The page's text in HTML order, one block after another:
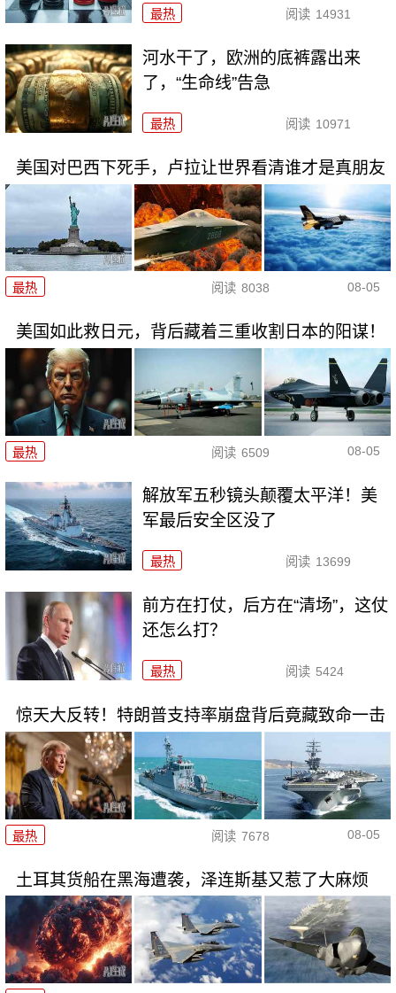
最热 阅读 14931
河水干了，欧洲的底裤露出来
了，“生命线”告急
最热 阅读 10971
美国对巴西下死手，卢拉让世界看清谁才是真朋友
最热 阅读 8038 08-05
美国如此救日元，背后藏着三重收割日本的阳谋！
最热 阅读 6509 08-05
解放军五秒镜头颠覆太平洋！美
军最后安全区没了
最热 阅读 13699
前方在打仗，后方在“清场”，这仗
还怎么打？
最热 阅读 5424
惊天大反转！特朗普支持率崩盘背后竟藏致命一击
最热 阅读 7678 08-05
土耳其货船在黑海遭袭，泽连斯基又惹了大麻烦